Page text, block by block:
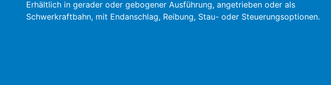
Erhältlich in gerader oder gebogener Ausführung, angetrieben oder als
Schwerkraftbahn, mit Endanschlag, Reibung, Stau- oder Steuerungsoptionen.